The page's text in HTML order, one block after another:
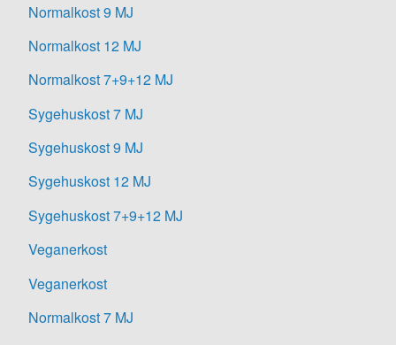
Normalkost 9 MJ
Normalkost 12 MJ
Normalkost 7+9+12 MJ
Sygehuskost 7 MJ
Sygehuskost 9 MJ
Sygehuskost 12 MJ
Sygehuskost 7+9+12 MJ
Veganerkost
Veganerkost
Normalkost 7 MJ